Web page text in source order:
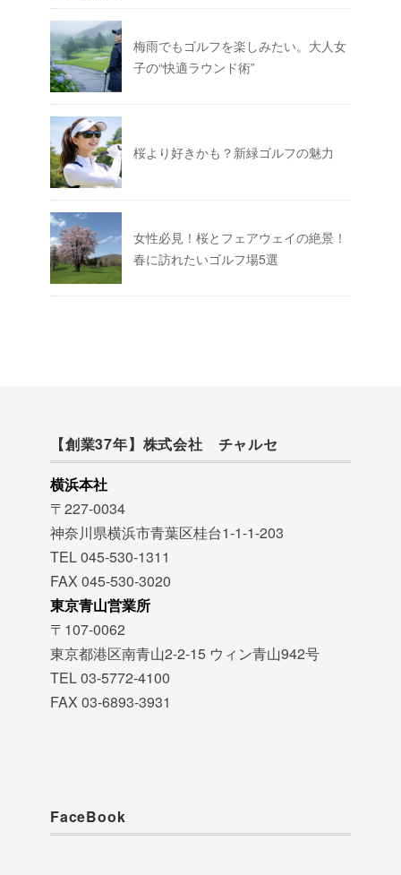
梅雨でもゴルフを楽しみたい。大人女
子の“快適ラウンド術”
桜より好きかも？新緑ゴルフの魅力
女性必見！桜とフェアウェイの絶景！
春に訪れたいゴルフ場5選
【創業37年】株式会社 チャルセ
横浜本社
〒227-0034
神奈川県横浜市青葉区桂台1-1-1-203
TEL 045-530-1311
FAX 045-530-3020
東京青山営業所
〒107-0062
東京都港区南青山2-2-15 ウィン青山942号
TEL 03-5772-4100
FAX 03-6893-3931
FaceBook